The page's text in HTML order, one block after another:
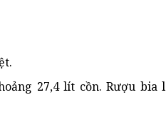
27,4 lít cồn. Rượu bia